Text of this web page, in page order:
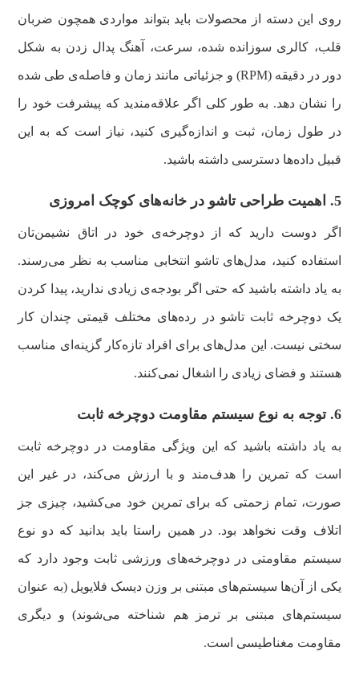
روی این دسته از محصولات باید بتواند مواردی همچون ضربان
قلب، کالری سوزانده شده، سرعت، آهنگ پدال زدن به شکل
دور در دقیقه (RPM) و جزئیاتی مانند زمان و فاصله‌ی طی شده
را نشان دهد. به طور کلی اگر علاقه‌مندید که پیشرفت خود را
در طول زمان، ثبت و اندازه‌گیری کنید، نیاز است که به این
قبیل داده‌ها دسترسی داشته باشید.
5. اهمیت طراحی تاشو در خانه‌های کوچک امروزی
اگر دوست دارید که از دوچرخه‌ی خود در اتاق نشیمن‌تان
استفاده کنید، ‌مدل‌های تاشو انتخابی مناسب به نظر می‌رسند.
به یاد داشته باشید که حتی اگر بودجه‌ی زیادی ندارید، پیدا کردن
یک دوچرخه ثابت تاشو در رده‌های مختلف قیمتی چندان کار
سختی نیست. این مدل‌های برای افراد تازه‌کار گزینه‌ای مناسب
هستند و فضای زیادی را اشغال نمی‌کنند.
6. توجه به نوع سیستم مقاومت دوچرخه ثابت
به یاد داشته باشید که این ویژگی مقاومت در دوچرخه ثابت
است که تمرین را هدف‌مند و با ارزش می‌کند، در غیر این
صورت، تمام زحمتی که برای تمرین خود می‌کشید، چیزی جز
اتلاف وقت نخواهد بود. در همین راستا باید بدانید که دو نوع
سیستم مقاومتی در دوچرخه‌های ورزشی ثابت وجود دارد که
یکی از آن‌ها سیستم‌های مبتنی بر وزن دیسک فلایویل (به عنوان
سیستم‌های مبتنی بر ترمز هم شناخته می‌شوند) و دیگری
مقاومت مغناطیسی است.